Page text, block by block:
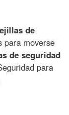
de
para moverse
de seguridad
para